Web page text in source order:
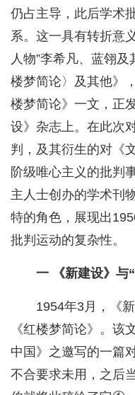
仍占主导，此后学术
系。这一具有转折意
人物”李希凡、蓝翎
楼梦简论〉及其他》
楼梦简论》一文，正
设》杂志上。在此次
判，及其衍生的对《
阶级唯心主义的批判
主人士创办的学术刊
特的角色，展现出
批判运动的复杂性。
一 《新建设》与
1954年3月，《
《红楼梦简论》。该
中国》之邀写的一篇
不合要求未用，之后